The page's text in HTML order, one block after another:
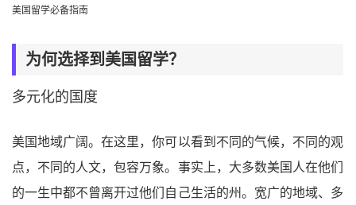
美国留学必备指南
为何选择到美国留学？
多元化的国度
美国地域广阔。在这里，你可以看到不同的气候，不同的观
点，不同的人文，包容万象。事实上，大多数美国人在他们
的一生中都不曾离开过他们自己生活的州。宽广的地域、多